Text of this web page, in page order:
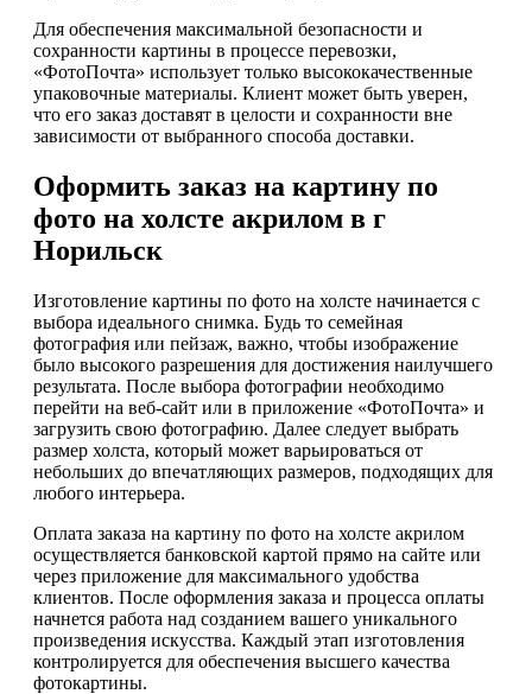
Для обеспечения максимальной безопасности и
сохранности картины в процессе перевозки,
«ФотоПочта» использует только высококачественные
упаковочные материалы. Клиент может быть уверен,
что его заказ доставят в целости и сохранности вне
зависимости от выбранного способа доставки.
Оформить заказ на картину по
фото на холсте акрилом в г
Норильск
Изготовление картины по фото на холсте начинается с
выбора идеального снимка. Будь то семейная
фотография или пейзаж, важно, чтобы изображение
было высокого разрешения для достижения наилучшего
результата. После выбора фотографии необходимо
перейти на веб-сайт или в приложение «ФотоПочта» и
загрузить свою фотографию. Далее следует выбрать
размер холста, который может варьироваться от
небольших до впечатляющих размеров, подходящих для
любого интерьера.
Оплата заказа на картину по фото на холсте акрилом
осуществляется банковской картой прямо на сайте или
через приложение для максимального удобства
клиентов. После оформления заказа и процесса оплаты
начнется работа над созданием вашего уникального
произведения искусства. Каждый этап изготовления
контролируется для обеспечения высшего качества
фотокартины.